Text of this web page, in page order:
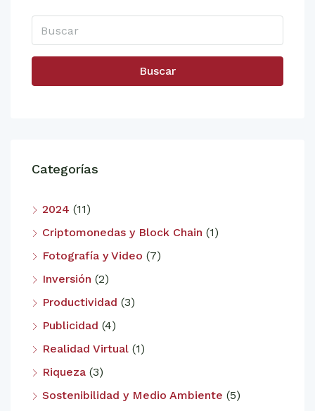
Buscar
Categorías
2024 (11)
Criptomonedas y Block Chain (1)
Fotografía y Video (7)
Inversión (2)
Productividad (3)
Publicidad (4)
Realidad Virtual (1)
Riqueza (3)
Sostenibilidad y Medio Ambiente (5)